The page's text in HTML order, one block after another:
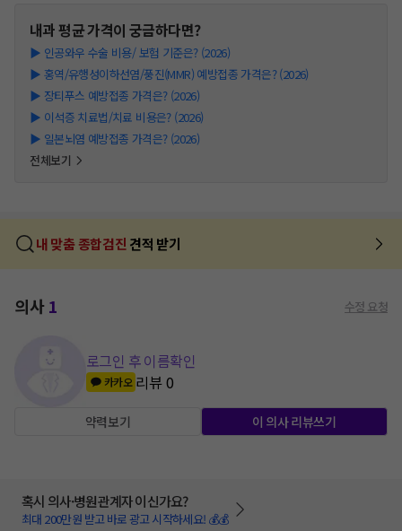
내과평균 가격이 궁금하다면?
▶ 인공와우 수술 비용/ 보험 기준은? (2026)
▶ 홍역/유행성이하선염/풍진(MMR) 예방접종 가격은? (2026)
▶ 장티푸스 예방접종 가격은? (2026)
▶ 이석증 치료법/치료 비용은? (2026)
▶ 일본뇌염 예방접종 가격은? (2026)
전체보기
내 맞춤 종합검진 견적 받기
의사1 수정 요청
로그인 후 이름확인
카카오 리뷰0
약력보기 이 의사 리뷰쓰기
혹시 의사·병원관계자 이신가요?
최대 200만원 받고 바로 광고 시작하세요! 💰💰